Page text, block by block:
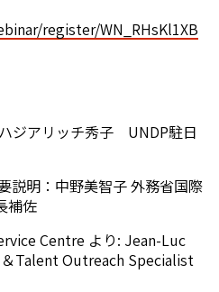
register/WN_RHsKl1XB
ジアリッチ秀子 UNDP駐日
説明：中野美智子 外務省国際
補佐
Centre より: Jean-Luc
Talent Outreach Specialist